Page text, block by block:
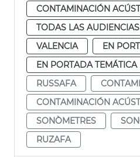
CONTAMINACIÓN
TODAS LAS AUDIENCIAS
VALENCIA
EN
EN PORTADA TEMÁTICA
RUSSAFA
CONTAMINACIÓN
SONÒMETRES
RUZAFA